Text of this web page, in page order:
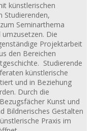
künstlerischen
Studierenden,
Seminarthema
Die
Projektarbeit
den Bereichen
Studierende
künstlerische
und in Beziehung
Durch die
Kunst und
Bildnerisches Gestalten
Praxis im